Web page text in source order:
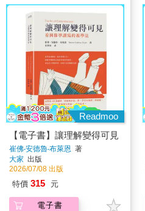
Readmoo
【電子書】讓理解變得可見
崔佛‧安德魯‧布萊恩 著
大家 出版
2026/07/08 出版
特價 315 元
電子書